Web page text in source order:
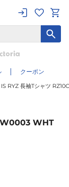
クーポン
RYZ 長袖Tシャツ
WHT